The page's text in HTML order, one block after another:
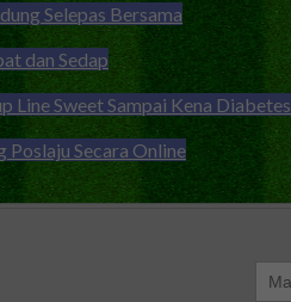
Selepas Bersama
dan Sedap
Line Sweet Sampai Kena Diabetes
Poslaju Secara Online